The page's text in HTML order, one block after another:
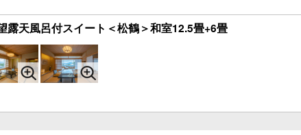
露天風呂付スイート＜松鶴＞和室12.5畳+6畳